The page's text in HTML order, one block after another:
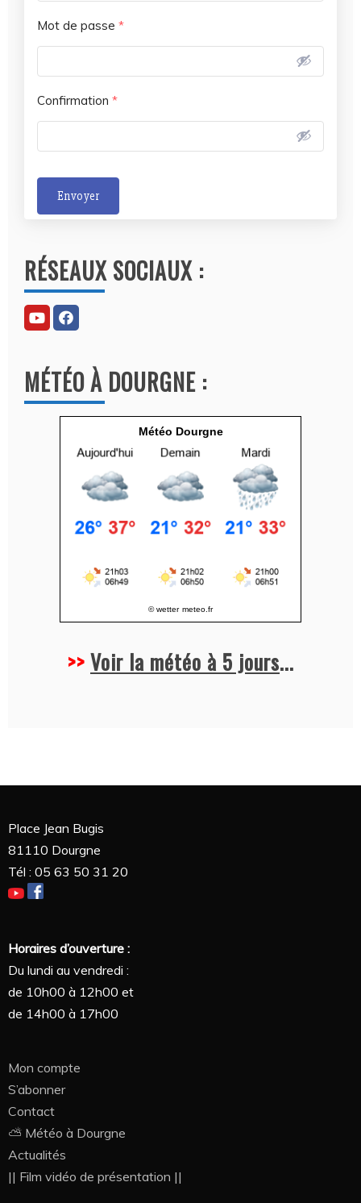
Mot de passe *
Confirmation *
Envoyer
t
e
r
n
t
i
RÉSEAUX SOCIAUX :
MÉTÉO À DOURGNE :
Météo Dourgne
© wetter meteo.fr
>>Voir la météo à 5 jours...
Place Jean Bugis
81110 Dourgne
Tél : 05 63 50 31 20
Horaires d’ouverture :
Du lundi au vendredi :
de 10h00 à 12h00 et
de 14h00 à 17h00
Mon compte
S’abonner
Contact
⛅ Météo à Dourgne
Actualités
|| Film vidéo de présentation ||